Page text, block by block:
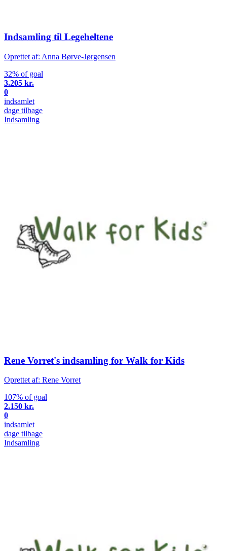
Indsamling til Legeheltene
Oprettet af: Anna Børve-Jørgensen
32% of goal
3.205 kr.
0
indsamlet
dage tilbage
Indsamling
Rene Vorret's indsamling for Walk for Kids
Oprettet af: Rene Vorret
107% of goal
2.150 kr.
0
indsamlet
dage tilbage
Indsamling